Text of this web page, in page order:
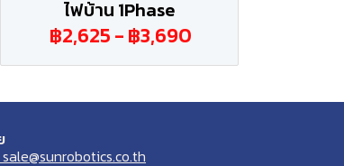
ไฟบ้าน 1Phase
฿2,625-฿3,690
sale@sunrobotics.co.th